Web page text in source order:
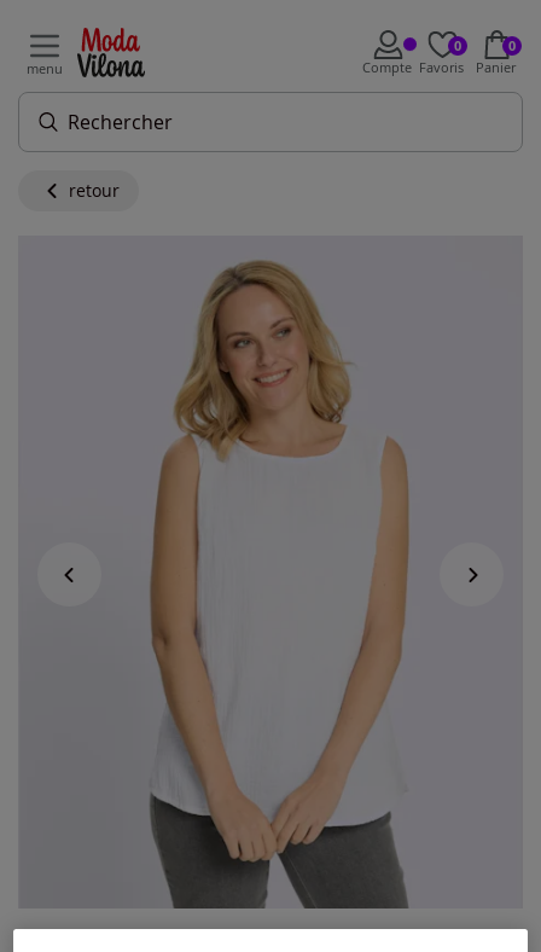
menu Compte
0
Favoris
0
Panier
retour